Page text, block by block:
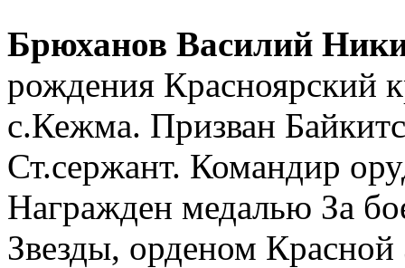
Брюханов Василий
рождения Красноярский
с.Кежма. Призван
Ст.сержант. Командир
Награжден медалью За
Звезды, орденом Красной